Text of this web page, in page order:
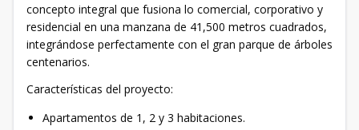
concepto integral que fusiona lo comercial, corporativo y
residencial en una manzana de 41,500 metros cuadrados,
integrándose perfectamente con el gran parque de árboles
centenarios.
Características del proyecto:
Apartamentos de 1, 2 y 3 habitaciones.